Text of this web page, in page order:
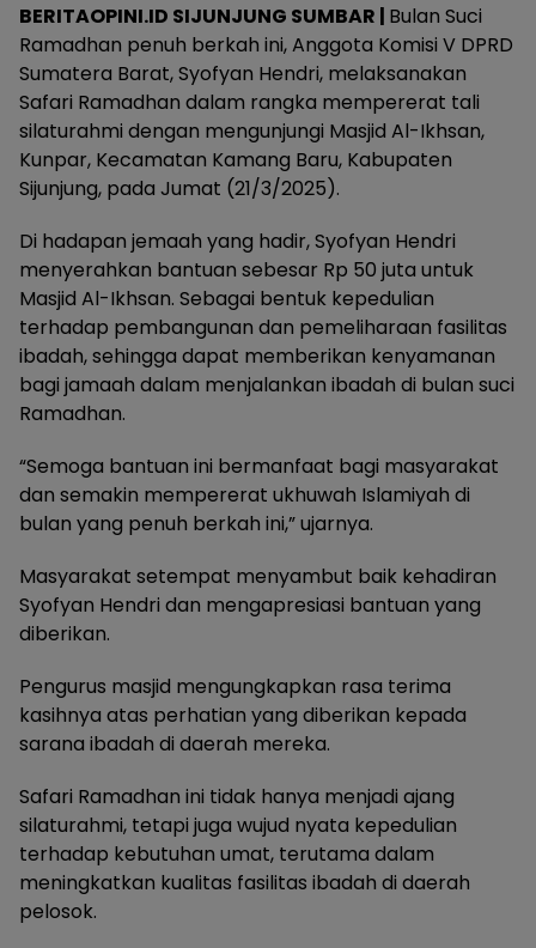
BERITAOPINI.ID SIJUNJUNG SUMBAR | Bulan Suci
Ramadhan penuh berkah ini, Anggota Komisi V DPRD
Sumatera Barat, Syofyan Hendri, melaksanakan
Safari Ramadhan dalam rangka mempererat tali
silaturahmi dengan mengunjungi Masjid Al-Ikhsan,
Kunpar, Kecamatan Kamang Baru, Kabupaten
Sijunjung, pada Jumat (21/3/2025).
Di hadapan jemaah yang hadir, Syofyan Hendri
menyerahkan bantuan sebesar Rp 50 juta untuk
Masjid Al-Ikhsan. Sebagai bentuk kepedulian
terhadap pembangunan dan pemeliharaan fasilitas
ibadah, sehingga dapat memberikan kenyamanan
bagi jamaah dalam menjalankan ibadah di bulan suci
Ramadhan.
“Semoga bantuan ini bermanfaat bagi masyarakat
dan semakin mempererat ukhuwah Islamiyah di
bulan yang penuh berkah ini,” ujarnya.
Masyarakat setempat menyambut baik kehadiran
Syofyan Hendri dan mengapresiasi bantuan yang
diberikan.
Pengurus masjid mengungkapkan rasa terima
kasihnya atas perhatian yang diberikan kepada
sarana ibadah di daerah mereka.
Safari Ramadhan ini tidak hanya menjadi ajang
silaturahmi, tetapi juga wujud nyata kepedulian
terhadap kebutuhan umat, terutama dalam
meningkatkan kualitas fasilitas ibadah di daerah
pelosok.